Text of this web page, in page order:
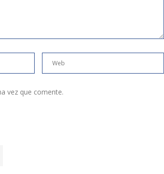
vez que comente.